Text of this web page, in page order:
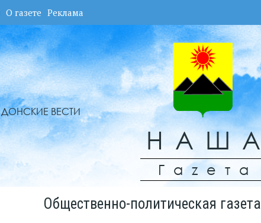
О газете Реклама
ДОНСКИЕ ВЕСТИ
Гаzета
Общественно-политическая